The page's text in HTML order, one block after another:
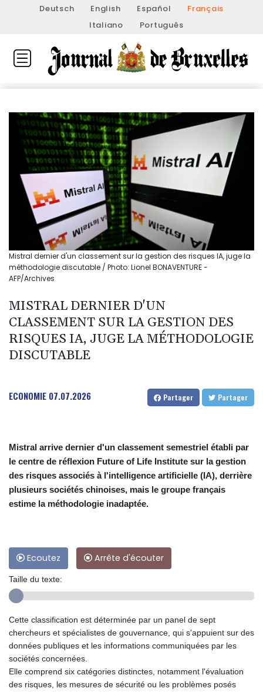
Deutsch English Español
Français
Italiano
Português
Mistral dernier d'un classement sur la gestion des risques IA, juge la
méthodologie discutable / Photo: Lionel BONAVENTURE -
AFP/Archives
MISTRAL DERNIER D'UN
CLASSEMENT SUR LA GESTION DES
RISQUES IA, JUGE LA MÉTHODOLOGIE
DISCUTABLE
ECONOMIE 07.07.2026 Partager Partager
Mistral arrive dernier d'un classement semestriel établi par
le centre de réflexion Future of Life Institute sur la gestion
des risques associés à l'intelligence artificielle (IA), derrière
plusieurs sociétés chinoises, mais le groupe français
estime la méthodologie inadaptée.
Ecoutez Arrête d'écouter
Taille du texte:
Cette classification est déterminée par un panel de sept
chercheurs et spécialistes de gouvernance, qui s'appuient sur des
données publiques et les informations communiquées par les
sociétés concernées.
Elle comprend six catégories distinctes, notamment l'évaluation
des risques, les mesures de sécurité ou les problèmes posés